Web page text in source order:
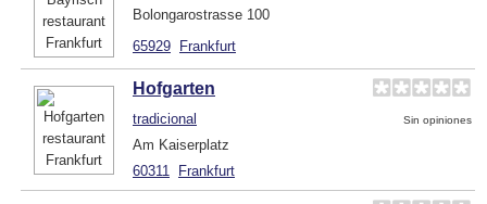
Bolongarostrasse 100
65929 Frankfurt
Hofgarten
tradicional Sin opiniones
Am Kaiserplatz
60311
Frankfurt